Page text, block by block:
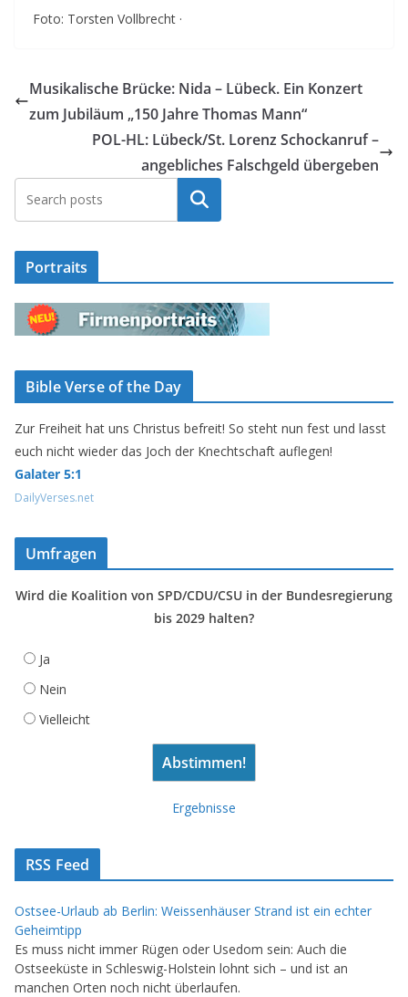
Foto: Torsten Vollbrecht ·
Musikalische Brücke: Nida – Lübeck. Ein Konzert
zum Jubiläum „150 Jahre Thomas Mann“
POL-HL: Lübeck/St. Lorenz Schockanruf –
angebliches Falschgeld übergeben
Suchen
Portraits
Bible Verse of the Day
Zur Freiheit hat uns Christus befreit! So steht nun fest und lasst
euch nicht wieder das Joch der Knechtschaft auflegen!
Galater 5:1
DailyVerses.net
Umfragen
Wird die Koalition von SPD/CDU/CSU in der Bundesregierung
bis 2029 halten?
Ja
Nein
Vielleicht
Ergebnisse
RSS Feed
Ostsee-Urlaub ab Berlin: Weissenhäuser Strand ist ein echter
Geheimtipp
Es muss nicht immer Rügen oder Usedom sein: Auch die
Ostseeküste in Schleswig-Holstein lohnt sich – und ist an
manchen Orten noch nicht überlaufen.